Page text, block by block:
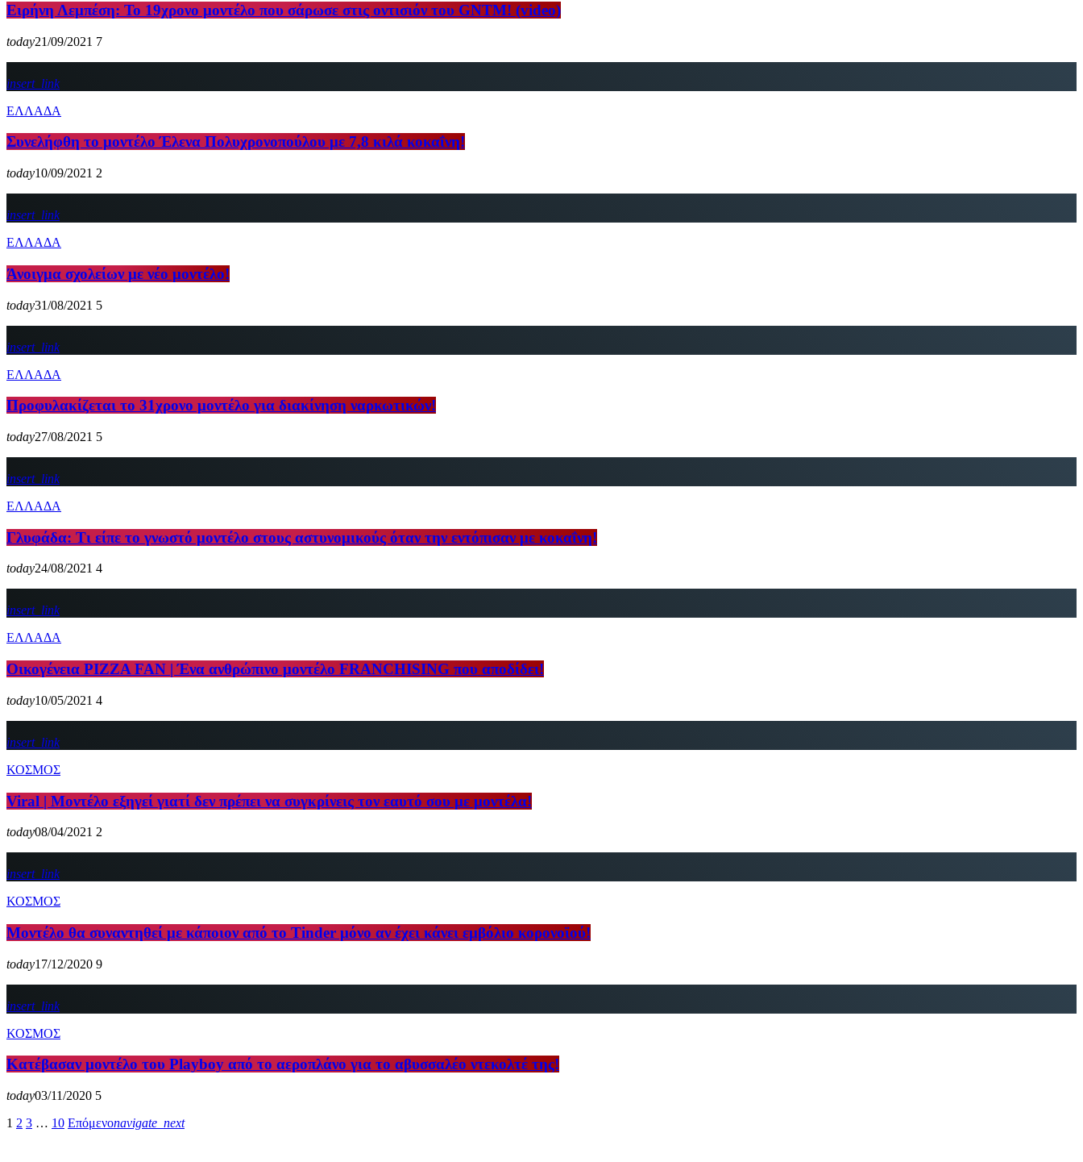
Ειρήνη Λεμπέση: Το 19χρονο μοντέλο που σάρωσε στις οντισιόν του GNTM! (video)
today21/09/2021 7
insert_link
ΕΛΛΑΔΑ
Συνελήφθη το μοντέλο Έλενα Πολυχρονοπούλου με 7,8 κιλά κοκαΐνη!
today10/09/2021 2
insert_link
ΕΛΛΑΔΑ
Άνοιγμα σχολείων με νέο μοντέλο!
today31/08/2021 5
insert_link
ΕΛΛΑΔΑ
Προφυλακίζεται το 31χρονο μοντέλο για διακίνηση ναρκωτικών!
today27/08/2021 5
insert_link
ΕΛΛΑΔΑ
Γλυφάδα: Τι είπε το γνωστό μοντέλο στους αστυνομικούς όταν την εντόπισαν με κοκαΐνη!
today24/08/2021 4
insert_link
ΕΛΛΑΔΑ
Οικογένεια PIZZA FAN | Ένα ανθρώπινο μοντέλο FRANCHISING που αποδίδει!
today10/05/2021 4
insert_link
ΚΟΣΜΟΣ
Viral | Μοντέλο εξηγεί γιατί δεν πρέπει να συγκρίνεις τον εαυτό σου με μοντέλα!
today08/04/2021 2
insert_link
ΚΟΣΜΟΣ
Μοντέλο θα συναντηθεί με κάποιον από το Tinder μόνο αν έχει κάνει εμβόλιο κορονοϊού!
today17/12/2020 9
insert_link
ΚΟΣΜΟΣ
Κατέβασαν μοντέλο του Playboy από το αεροπλάνο για το αβυσσαλέο ντεκολτέ της!
today03/11/2020 5
1 2 3 … 10 Επόμενοnavigate_next